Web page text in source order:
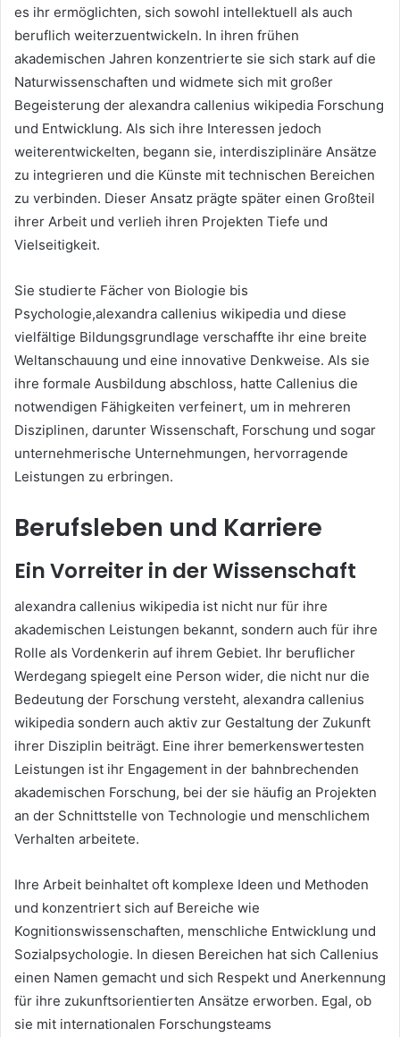
es ihr ermöglichten, sich sowohl intellektuell als auch
beruflich weiterzuentwickeln. In ihren frühen
akademischen Jahren konzentrierte sie sich stark auf die
Naturwissenschaften und widmete sich mit großer
Begeisterung der alexandra callenius wikipedia Forschung
und Entwicklung. Als sich ihre Interessen jedoch
weiterentwickelten, begann sie, interdisziplinäre Ansätze
zu integrieren und die Künste mit technischen Bereichen
zu verbinden. Dieser Ansatz prägte später einen Großteil
ihrer Arbeit und verlieh ihren Projekten Tiefe und
Vielseitigkeit.
Sie studierte Fächer von Biologie bis
Psychologie,alexandra callenius wikipedia und diese
vielfältige Bildungsgrundlage verschaffte ihr eine breite
Weltanschauung und eine innovative Denkweise. Als sie
ihre formale Ausbildung abschloss, hatte Callenius die
notwendigen Fähigkeiten verfeinert, um in mehreren
Disziplinen, darunter Wissenschaft, Forschung und sogar
unternehmerische Unternehmungen, hervorragende
Leistungen zu erbringen.
Berufsleben und Karriere
Ein Vorreiter in der Wissenschaft
alexandra callenius wikipedia ist nicht nur für ihre
akademischen Leistungen bekannt, sondern auch für ihre
Rolle als Vordenkerin auf ihrem Gebiet. Ihr beruflicher
Werdegang spiegelt eine Person wider, die nicht nur die
Bedeutung der Forschung versteht, alexandra callenius
wikipedia sondern auch aktiv zur Gestaltung der Zukunft
ihrer Disziplin beiträgt. Eine ihrer bemerkenswertesten
Leistungen ist ihr Engagement in der bahnbrechenden
akademischen Forschung, bei der sie häufig an Projekten
an der Schnittstelle von Technologie und menschlichem
Verhalten arbeitete.
Ihre Arbeit beinhaltet oft komplexe Ideen und Methoden
und konzentriert sich auf Bereiche wie
Kognitionswissenschaften, menschliche Entwicklung und
Sozialpsychologie. In diesen Bereichen hat sich Callenius
einen Namen gemacht und sich Respekt und Anerkennung
für ihre zukunftsorientierten Ansätze erworben. Egal, ob
sie mit internationalen Forschungsteams